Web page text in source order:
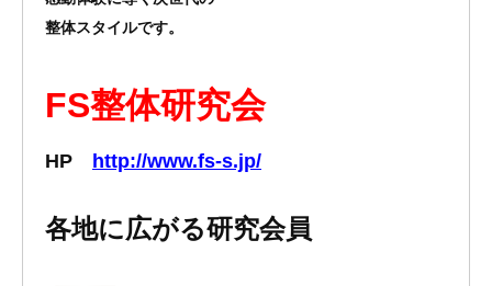
整体スタイルです。
FS整体研究会
HP http://www.fs-s.jp/
各地に広がる研究会員